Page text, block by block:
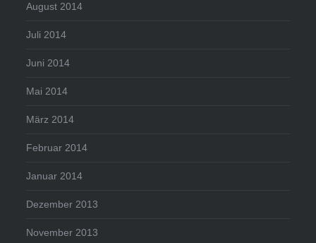
August 2014
Juli 2014
Juni 2014
Mai 2014
März 2014
Februar 2014
Januar 2014
Dezember 2013
November 2013